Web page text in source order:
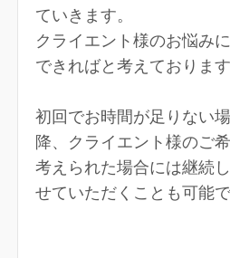
ていきます。
クライエント様のお悩み
できればと考えております
初回でお時間が足りない
降、クライエント様のご
考えられた場合には継続
せていただくことも可能で